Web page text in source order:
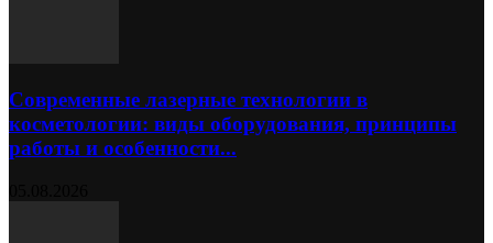
Современные лазерные технологии в
косметологии: виды оборудования, принципы
работы и особенности...